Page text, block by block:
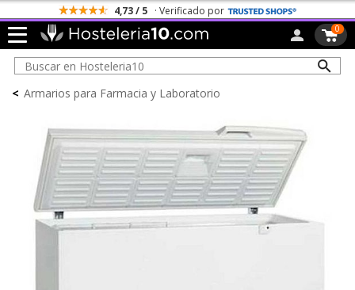
4,73 / 5 · Verificado por
0
< Armarios para Farmacia y Laboratorio